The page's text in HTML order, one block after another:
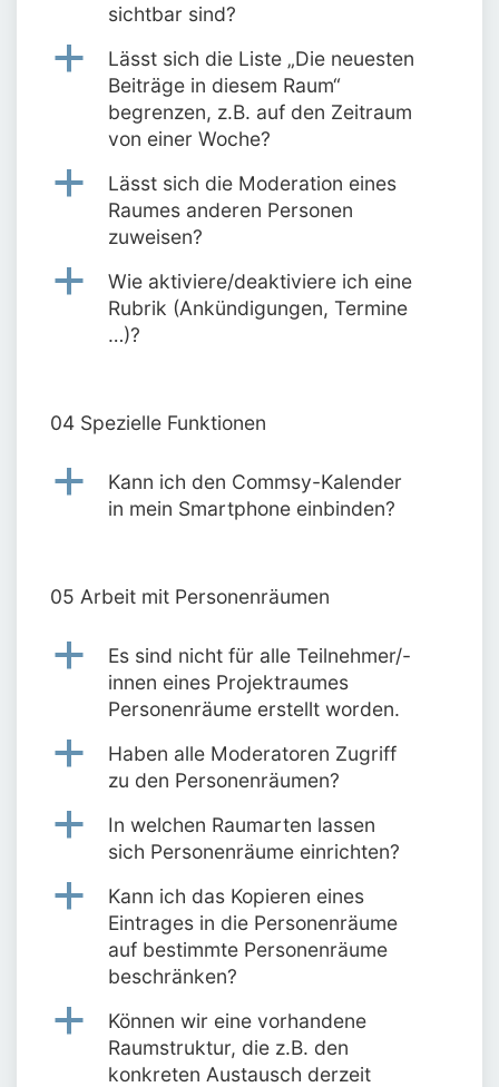
sichtbar sind?
a
Lässt sich die Liste „Die neuesten
Beiträge in diesem Raum“
begrenzen, z.B. auf den Zeitraum
von einer Woche?
a
Lässt sich die Moderation eines
Raumes anderen Personen
zuweisen?
a
Wie aktiviere/deaktiviere ich eine
Rubrik (Ankündigungen, Termine
…)?
04 Spezielle Funktionen
a
Kann ich den Commsy-Kalender
in mein Smartphone einbinden?
05 Arbeit mit Personenräumen
a
Es sind nicht für alle Teilnehmer/-
innen eines Projektraumes
Personenräume erstellt worden.
a
Haben alle Moderatoren Zugriff
zu den Personenräumen?
a
In welchen Raumarten lassen
sich Personenräume einrichten?
a
Kann ich das Kopieren eines
Eintrages in die Personenräume
auf bestimmte Personenräume
beschränken?
a
Können wir eine vorhandene
Raumstruktur, die z.B. den
konkreten Austausch derzeit